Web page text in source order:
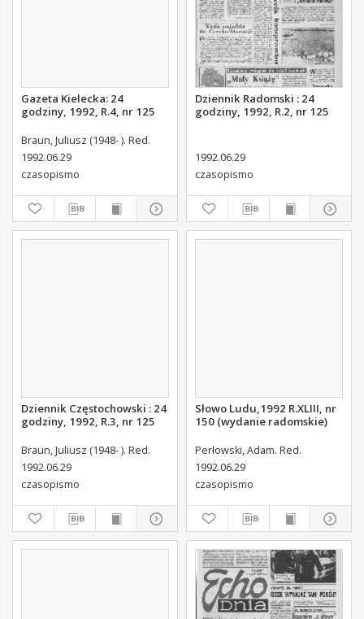
Gazeta Kielecka: 24
godziny, 1992, R.4, nr 125
Braun, Juliusz (1948- ). Red.
1992.06.29
czasopismo
Dziennik Radomski : 24
godziny, 1992, R.2, nr 125
1992.06.29
czasopismo
Dziennik Częstochowski : 24
godziny, 1992, R.3, nr 125
Braun, Juliusz (1948- ). Red.
1992.06.29
czasopismo
Słowo Ludu,1992 R.XLIII, nr
150 (wydanie radomskie)
Perłowski, Adam. Red.
1992.06.29
czasopismo